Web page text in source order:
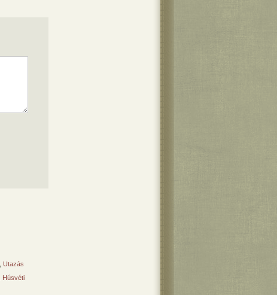
Utazás
Húsvéti